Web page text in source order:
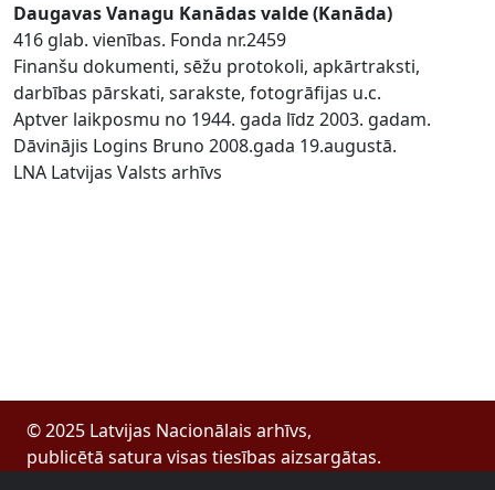
Daugavas Vanagu Kanādas valde (Kanāda)
416 glab. vienības. Fonda nr.2459
Finanšu dokumenti, sēžu protokoli, apkārtraksti,
darbības pārskati, sarakste, fotogrāfijas u.c.
Aptver laikposmu no 1944. gada līdz 2003. gadam.
Dāvinājis Logins Bruno 2008.gada 19.augustā.
LNA Latvijas Valsts arhīvs
© 2025 Latvijas Nacionālais arhīvs,
publicētā satura visas tiesības aizsargātas.